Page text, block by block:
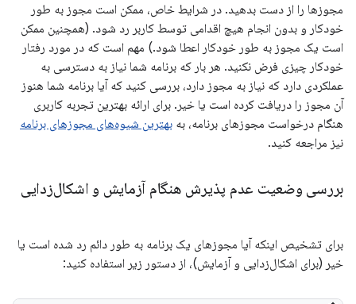
مجوزها را از دست بدهید. در شرایط خاص، ممکن است مجوز به طور
خودکار و بدون انجام هیچ اقدامی توسط کاربر رد شود. (همچنین ممکن
است یک مجوز به طور خودکار اعطا شود.) مهم است که در مورد رفتار
خودکار چیزی فرض نکنید. هر بار که برنامه شما نیاز به دسترسی به
عملکردی دارد که نیاز به مجوز دارد، بررسی کنید که آیا برنامه شما هنوز
آن مجوز را دریافت کرده است یا خیر. برای ارائه بهترین تجربه کاربری
هنگام درخواست مجوزهای برنامه، به بهترین شیوه‌های مجوزهای برنامه
نیز مراجعه کنید.
بررسی وضعیت عدم پذیرش هنگام آزمایش و اشکال‌زدایی
برای تشخیص اینکه آیا مجوزهای یک برنامه به طور دائم رد شده است یا
خیر (برای اشکال‌زدایی و آزمایش)، از دستور زیر استفاده کنید: